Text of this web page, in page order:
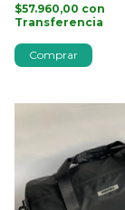
$57.960,00 con
Transferencia
Comprar